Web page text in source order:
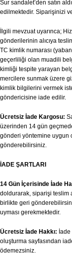
Sur sandalet’den satın
edilmektedir. Siparişinizi
İlgili mevzuat uyarınca;
gönderilerinin alıcıya
TC kimlik numarası
geçerliliği olan muadili
kimliği tespite yarayan
mercilere sunmak üzere
kimlik bilgilerini vermek
göndericisine iade edilir.
Ücretsiz İade Kargosu:
üzerinden 14 gün
gönderi yöntemine uygun
gönderebilirsiniz.
İADE ŞARTLARI
14 Gün İçerisinde İade
doldurarak, siparişi teslim
birlikte geri
uyması gerekmektedir.
Ücretsiz İade Hakkı:
oluşturma sayfasından
ödemezsiniz.